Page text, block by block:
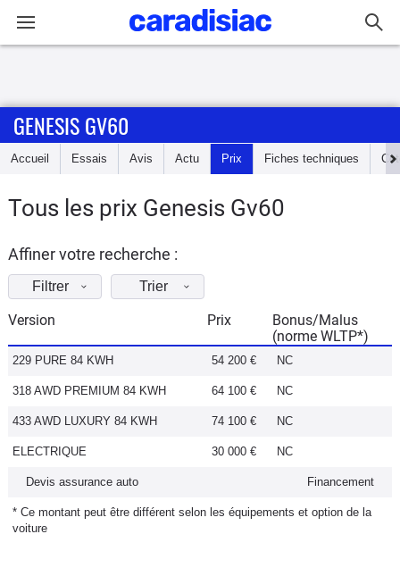
Accueil
Essais
Guide
d'achat
Electriques
Flottes
Services
Forum
GENESIS GV60
Accueil Essais Avis Actu Prix Fiches techniques
Tous les prix Genesis Gv60
Affiner votre recherche :
Filtrer Trier
Version Prix
Bonus/Malus
(norme WLTP*)
229 PURE 84 KWH 54 200 € NC
318 AWD PREMIUM 84 KWH 64 100 € NC
433 AWD LUXURY 84 KWH 74 100 € NC
ELECTRIQUE 30 000 € NC
Devis assurance auto Financement
* Ce montant peut être différent selon les équipements et option de la
voiture